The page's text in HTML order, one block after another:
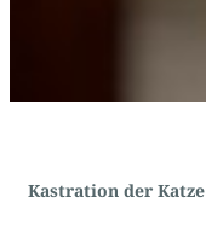
Kastration der Katze